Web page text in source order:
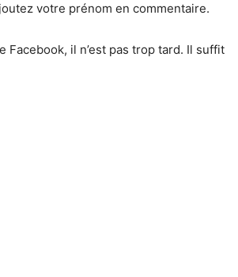
votre prénom en commentaire.
il n’est pas trop tard. Il suffit